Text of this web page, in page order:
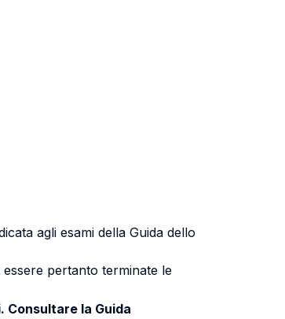
agli esami della Guida dello
pertanto terminate le
la Guida